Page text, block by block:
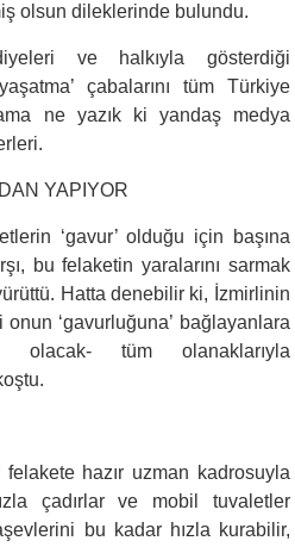
olsun dileklerinde bulundu.
ve halkıyla gösterdiği
çabalarını tüm Türkiye
ne yazık ki yandaş medya
YAPIYOR
‘gavur’ olduğu için başına
bu felaketin yaralarını sarmak
Hatta denebilir ki, İzmirlinin
‘gavurluğuna’ bağlayanlara
olacak- tüm olanaklarıyla
hazır uzman kadrosuyla
çadırlar ve mobil tuvaletler
bu kadar hızla kurabilir,